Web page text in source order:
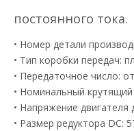
постоянного тока.
• Номер детали
• Тип коробки передач:
• Передаточное число:
• Номинальный
• Напряжение двигателя
• Размер редуктора DC: